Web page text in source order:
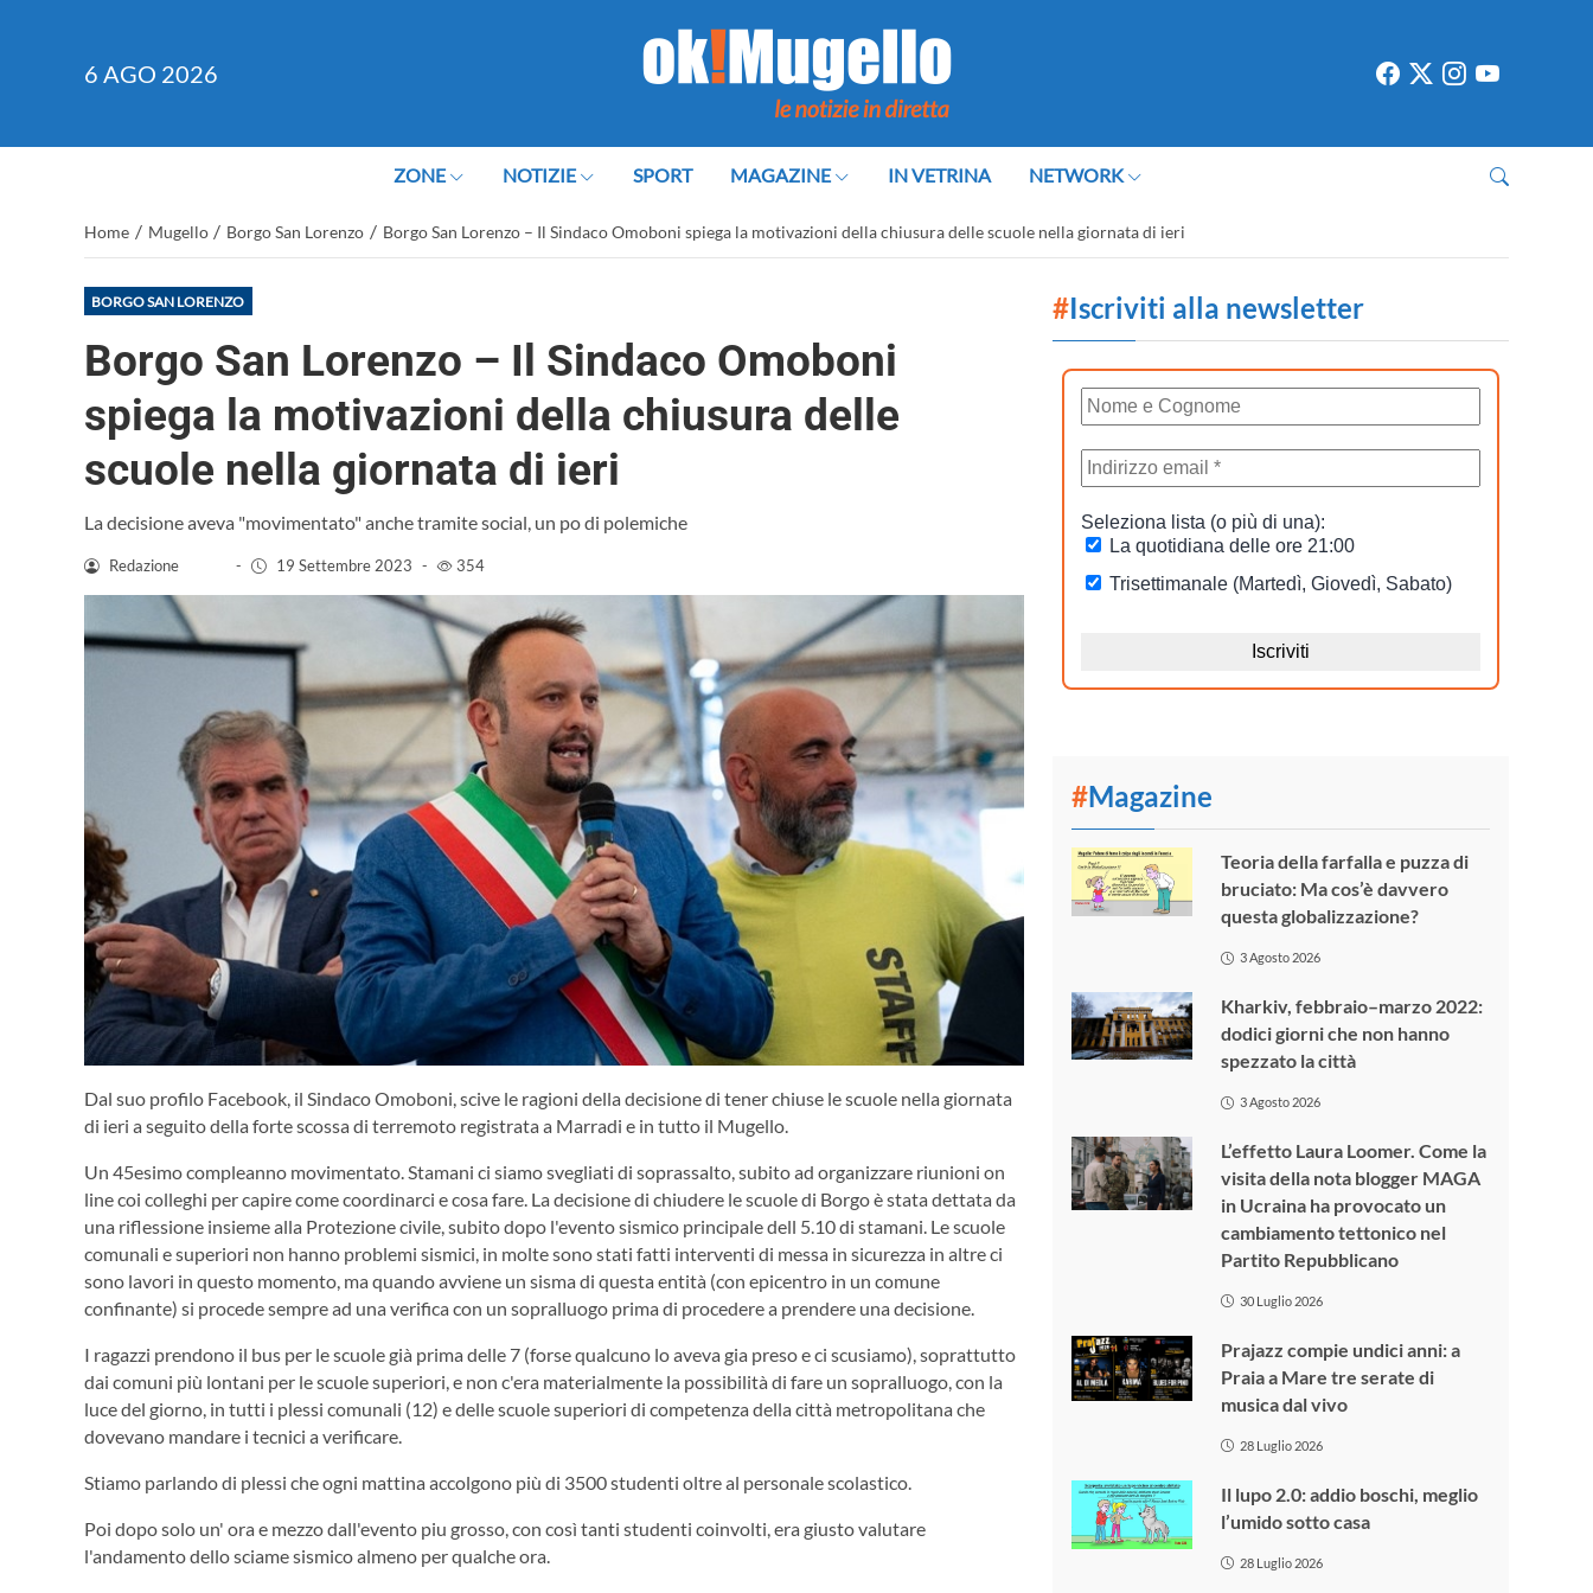
6 AGO 2026
ZONE NOTIZIE SPORT MAGAZINE IN VETRINA NETWORK
Home / Mugello / Borgo San Lorenzo / Borgo San Lorenzo – Il Sindaco Omoboni spiega la motivazioni della chiusura delle scuole nella giornata di ieri
BORGO SAN LORENZO
Borgo San Lorenzo – Il Sindaco Omoboni
spiega la motivazioni della chiusura delle
scuole nella giornata di ieri
La decisione aveva "movimentato" anche tramite social, un po di polemiche
Redazione - 19 Settembre 2023 - 354
Dal suo profilo Facebook, il Sindaco Omoboni, scive le ragioni della decisione di tener chiuse le scuole nella giornata
di ieri a seguito della forte scossa di terremoto registrata a Marradi e in tutto il Mugello.
Un 45esimo compleanno movimentato. Stamani ci siamo svegliati di soprassalto, subito ad organizzare riunioni on
line coi colleghi per capire come coordinarci e cosa fare. La decisione di chiudere le scuole di Borgo è stata dettata da
una riflessione insieme alla Protezione civile, subito dopo l'evento sismico principale dell 5.10 di stamani. Le scuole
comunali e superiori non hanno problemi sismici, in molte sono stati fatti interventi di messa in sicurezza in altre ci
sono lavori in questo momento, ma quando avviene un sisma di questa entità (con epicentro in un comune
confinante) si procede sempre ad una verifica con un sopralluogo prima di procedere a prendere una decisione.
I ragazzi prendono il bus per le scuole già prima delle 7 (forse qualcuno lo aveva gia preso e ci scusiamo), soprattutto
dai comuni più lontani per le scuole superiori, e non c'era materialmente la possibilità di fare un sopralluogo, con la
luce del giorno, in tutti i plessi comunali (12) e delle scuole superiori di competenza della città metropolitana che
dovevano mandare i tecnici a verificare.
Stiamo parlando di plessi che ogni mattina accolgono più di 3500 studenti oltre al personale scolastico.
Poi dopo solo un' ora e mezzo dall'evento piu grosso, con così tanti studenti coinvolti, era giusto valutare
l'andamento dello sciame sismico almeno per qualche ora.
#Iscriviti alla newsletter
#Magazine
Teoria della farfalla e puzza di
bruciato: Ma cos’è davvero
questa globalizzazione?
3 Agosto 2026
Kharkiv, febbraio–marzo 2022:
dodici giorni che non hanno
spezzato la città
3 Agosto 2026
L’effetto Laura Loomer. Come la
visita della nota blogger MAGA
in Ucraina ha provocato un
cambiamento tettonico nel
Partito Repubblicano
30 Luglio 2026
Prajazz compie undici anni: a
Praia a Mare tre serate di
musica dal vivo
28 Luglio 2026
Il lupo 2.0: addio boschi, meglio
l’umido sotto casa
28 Luglio 2026